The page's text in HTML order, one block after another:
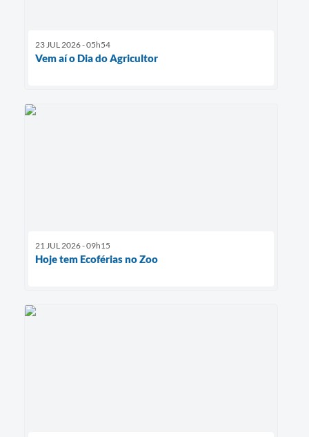
23 JUL 2026 - 05h54
Vem aí o Dia do Agricultor
21 JUL 2026 - 09h15
Hoje tem Ecoférias no Zoo